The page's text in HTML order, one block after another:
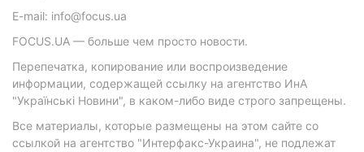
E-mail: info@focus.ua
FOCUS.UA — больше чем просто новости.
Перепечатка, копирование или воспроизведение
информации, содержащей ссылку на агентство ИнА
"Українські Новини", в каком-либо виде строго запрещены.
Все материалы, которые размещены на этом сайте со
ссылкой на агентство "Интерфакс-Украина", не подлежат